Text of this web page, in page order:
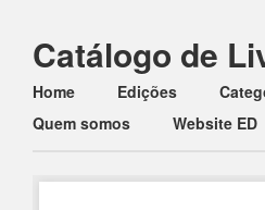
Catálogo de
Main menu
Skip to content
Home Edições
Quem somos
Website ED